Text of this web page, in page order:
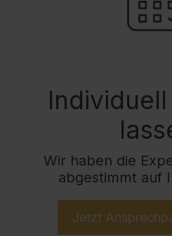
Wir haben die
abgestimmt auf
Jetzt